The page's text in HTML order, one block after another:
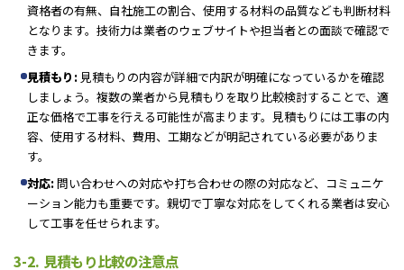
資格者の有無、自社施工の割合、使用する材料の品質なども判断材料
となります。技術力は業者のウェブサイトや担当者との面談で確認で
きます。
見積もり: 見積もりの内容が詳細で内訳が明確になっているかを確認
しましょう。複数の業者から見積もりを取り比較検討することで、適
正な価格で工事を行える可能性が高まります。見積もりには工事の内
容、使用する材料、費用、工期などが明記されている必要がありま
す。
対応:問い合わせへの対応や打ち合わせの際の対応など、コミュニケ
ーション能力も重要です。親切で丁寧な対応をしてくれる業者は安心
して工事を任せられます。
3-2. 見積もり比較の注意点